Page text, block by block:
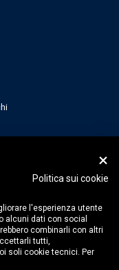
Politica sui cookie
l'esperienza utente
alcuni dati con social
combinarli con altri
tutti,
soli cookie tecnici. Per